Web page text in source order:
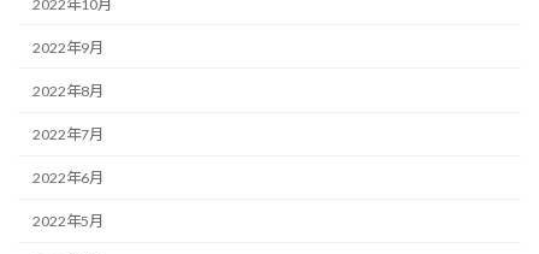
2022年10月
2022年9月
2022年8月
2022年7月
2022年6月
2022年5月